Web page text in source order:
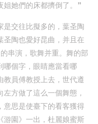
姐她們的床都擠倒了。”
是交往比擬多的，葉圣陶
圣陶也愛好昆曲，并且在
串演，歌舞并重。舞的部
哪個字，眼睛應當看哪
教員傅教授上去，世代遵
方做了這么一個舞態，
意思是使臺下的看客獲得
游園》一出，杜麗娘蜜斯